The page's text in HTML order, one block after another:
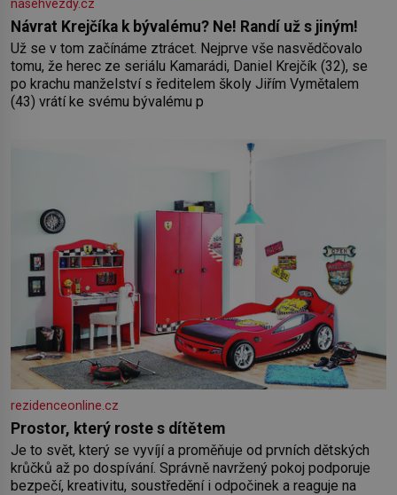
nasehvezdy.cz
Návrat Krejčíka k bývalému? Ne! Randí už s jiným!
Už se v tom začínáme ztrácet. Nejprve vše nasvědčovalo
tomu, že herec ze seriálu Kamarádi, Daniel Krejčík (32), se
po krachu manželství s ředitelem školy Jiřím Vymětalem
(43) vrátí ke svému bývalému p
rezidenceonline.cz
Prostor, který roste s dítětem
Je to svět, který se vyvíjí a proměňuje od prvních dětských
krůčků až po dospívání. Správně navržený pokoj podporuje
bezpečí, kreativitu, soustředění i odpočinek a reaguje na